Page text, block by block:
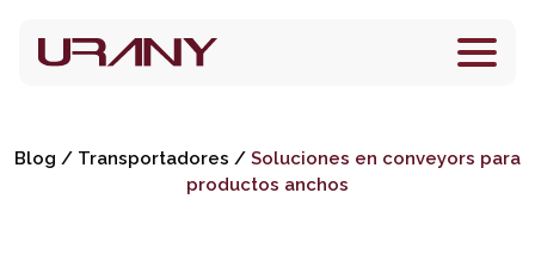
Blog / Transportadores / Soluciones en conveyors para
productos anchos